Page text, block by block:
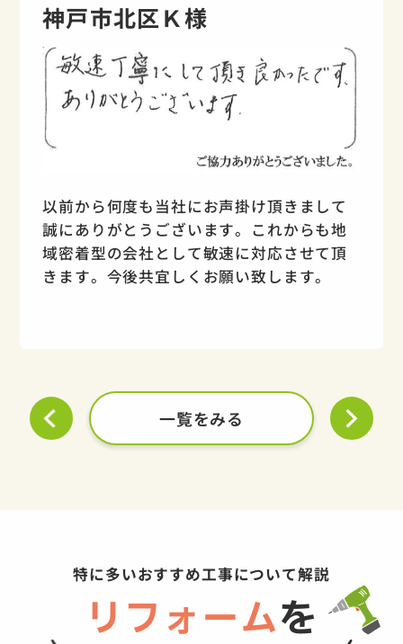
神戸市北区Ｋ様
以前から何度も当社にお声掛け頂きまして
誠にありがとうございます。これからも地
域密着型の会社として敏速に対応させて頂
きます。今後共宜しくお願い致します。
一覧をみる
特に多いおすすめ工事について解説
リフォームを